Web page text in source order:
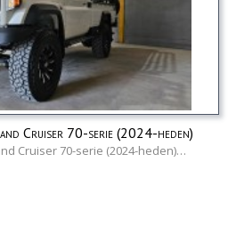
Cruiser 70-serie (2024-heden)
Cruiser 70-serie (2024-heden)…